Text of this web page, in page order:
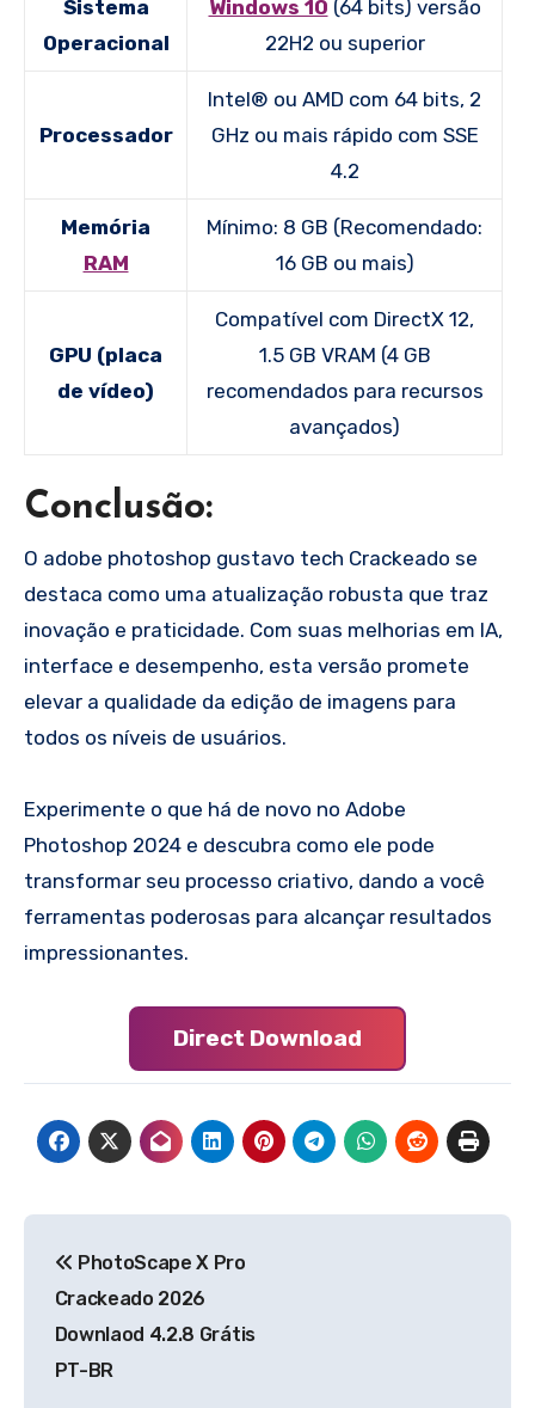
Sistema
Operacional
Windows 10 (64 bits) versão
22H2 ou superior
Processador
Intel® ou AMD com 64 bits, 2
GHz ou mais rápido com SSE
4.2
Memória
RAM
Mínimo: 8 GB (Recomendado:
16 GB ou mais)
GPU (placa
de vídeo)
Compatível com DirectX 12,
1.5 GB VRAM (4 GB
recomendados para recursos
avançados)
Conclusão:
O adobe photoshop gustavo tech Crackeado se
destaca como uma atualização robusta que traz
inovação e praticidade. Com suas melhorias em IA,
interface e desempenho, esta versão promete
elevar a qualidade da edição de imagens para
todos os níveis de usuários.
Experimente o que há de novo no Adobe
Photoshop 2024 e descubra como ele pode
transformar seu processo criativo, dando a você
ferramentas poderosas para alcançar resultados
impressionantes.
Direct Download
de
Post
PhotoScape X Pro
Crackeado 2026
Downlaod 4.2.8 Grátis
PT-BR